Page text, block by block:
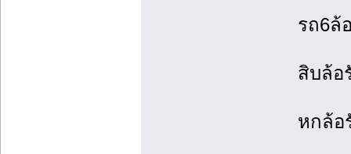
รถ6ล้
สิบล้อ
หกล้อ